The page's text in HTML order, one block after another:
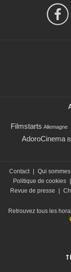
Filmstarts Allemagne
AdoroCinema
Contact Qui
Politique de cookies
Revue de presse
Retrouvez tous les